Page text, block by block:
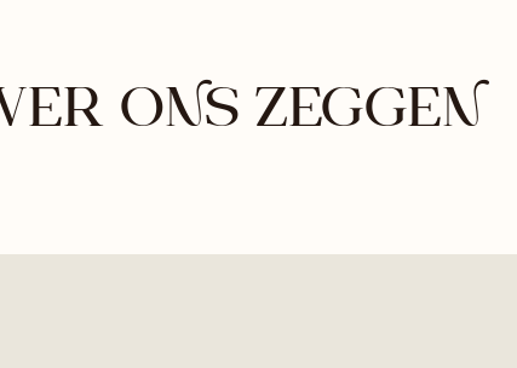
ONS ZEGGEN